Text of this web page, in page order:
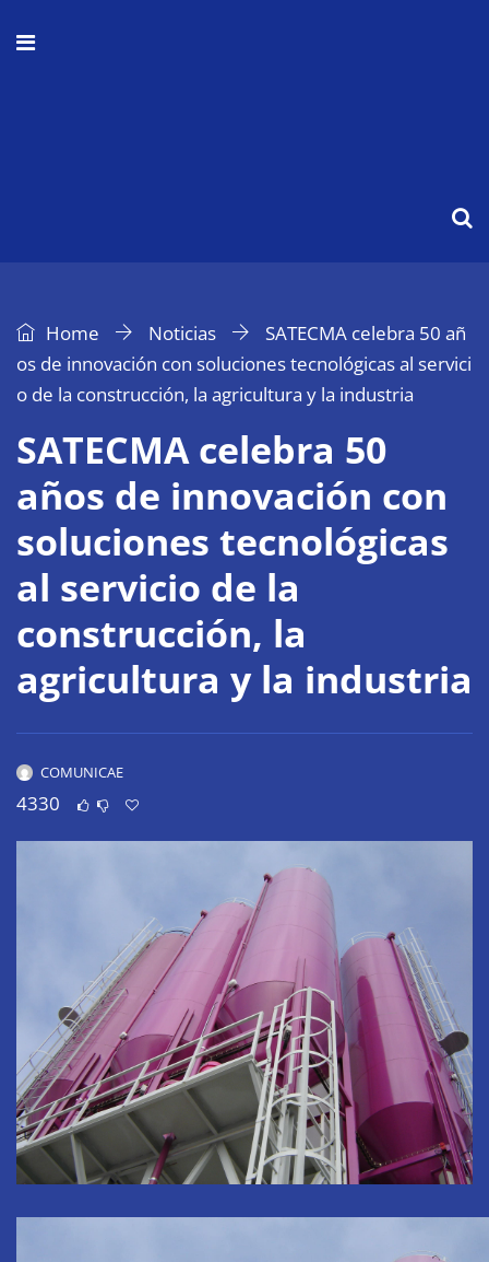
Home Noticias
SATECMA celebra 50 añ
os de innovación con soluciones tecnológicas al servici
o de la construcción, la agricultura y la industria
SATECMA celebra 50
años de innovación con
soluciones tecnológicas
al servicio de la
construcción, la
agricultura y la industria
COMUNICAE
4330